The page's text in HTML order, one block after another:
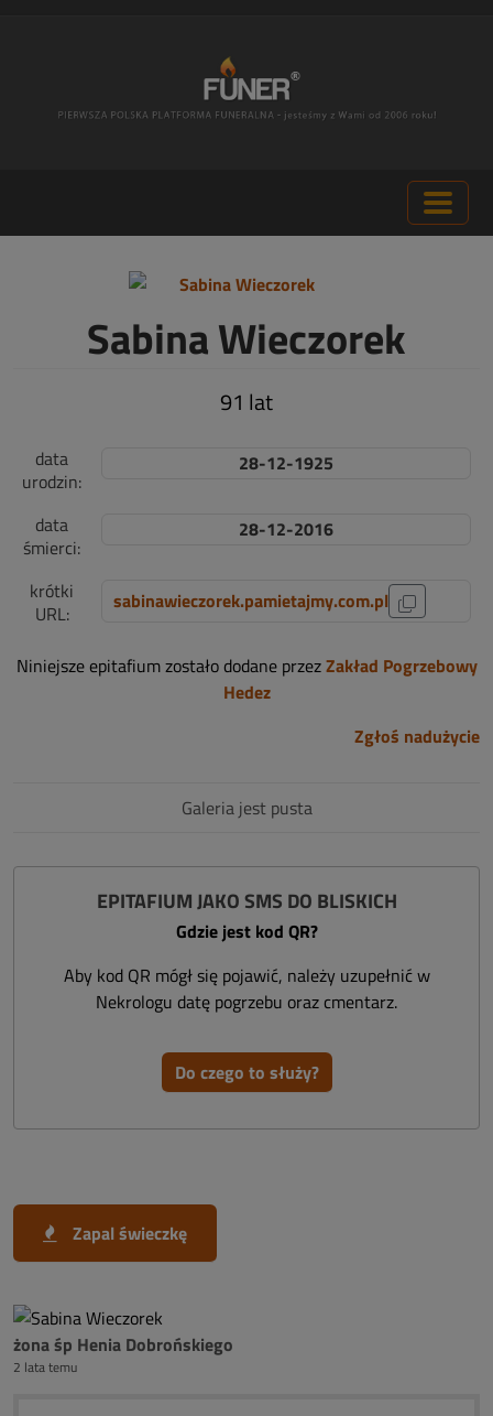
Sabina Wieczorek
91 lat
data
urodzin:
28-12-1925
data
śmierci:
28-12-2016
krótki
URL:
sabinawieczorek.pamietajmy.com.pl
Niniejsze epitafium zostało dodane przezZakład Pogrzebowy
Hedez
Zgłoś nadużycie
Galeria jest pusta
EPITAFIUM JAKO SMS DO BLISKICH
Gdzie jest kod QR?
Aby kod QR mógł się pojawić, należy uzupełnić w
Nekrologu datę pogrzebu oraz cmentarz.
Do czego to służy?
Zapal świeczkę
żona śp Henia Dobrońskiego
2 lata temu